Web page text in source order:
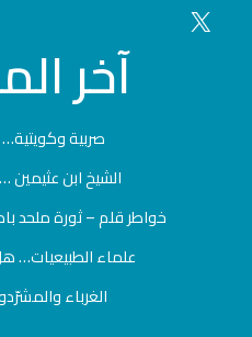
آخر
صربية
الشيخ ابن عثيمين
خواطر قلم – ثورة ملحد
علماء الطبيعيات…
الغرباء